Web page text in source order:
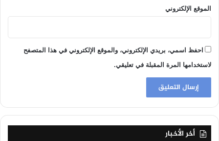
الموقع الإلكتروني
احفظ اسمي، بريدي الإلكتروني، والموقع الإلكتروني في هذا المتصفح
لاستخدامها المرة المقبلة في تعليقي.
أخر الأخبار